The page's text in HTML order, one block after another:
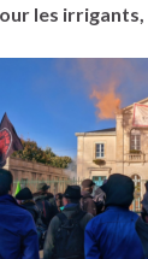
les irrigants,